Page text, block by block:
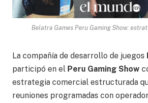
Belatra Games Peru Gaming Show:
La compañía de desarrollo de juegos
participó en el Peru Gaming Show
estrategia comercial estructurada
reuniones programadas con